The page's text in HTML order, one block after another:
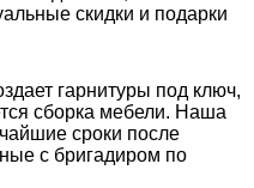
скидки и подарки
гарнитуры под ключ,
сборка мебели. Наша
сроки после
с бригадиром по